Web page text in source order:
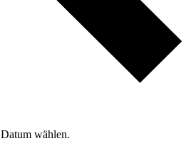
Datum wählen.